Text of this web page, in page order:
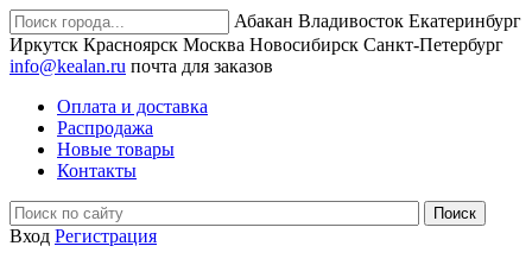
Абакан Владивосток Екатеринбург
Иркутск Красноярск Москва Новосибирск Санкт-Петербург
info@kealan.ru почта для заказов
Оплата и доставка
Распродажа
Новые товары
Контакты
Вход Регистрация